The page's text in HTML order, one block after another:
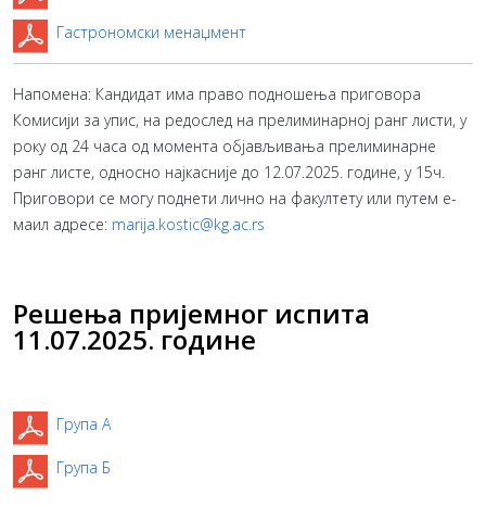
Гастрономски менаџмент
Напомена: Кандидат има право подношења приговора
Комисији за упис, на редослед на прелиминарној ранг листи, у
року од 24 часа од момента објављивања прелиминарне
ранг листе, односно најкасније до 12.07.2025. године, у 15ч.
Приговори се могу поднети лично на факултету или путем е-
маил адресе: marija.kostic@kg.ac.rs
Решења пријемног испита
11.07.2025. године
Група А
Група Б